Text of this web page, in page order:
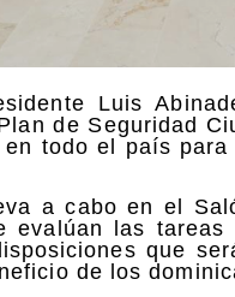
Luis
de Seguridad
todo el país
a cabo en el
evalúan las
que
de los